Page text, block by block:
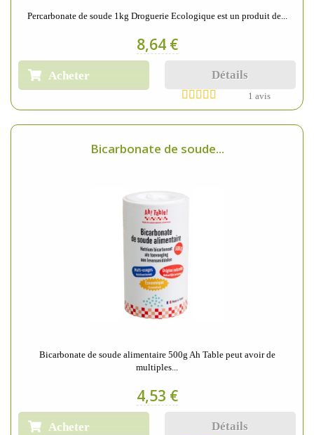
Percarbonate de soude 1kg Droguerie Ecologique est un produit de...
8,64 €
Acheter Détails
1 avis
Bicarbonate de soude...
Bicarbonate de soude alimentaire 500g Ah Table peut avoir de
multiples...
4,53 €
Acheter Détails